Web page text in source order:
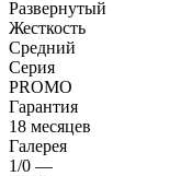
Развернутый
Жесткость
Средний
Серия
PROMO
Гарантия
18 месяцев
Галерея
1/0 —